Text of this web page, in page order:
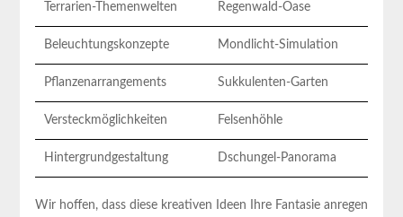
Terrarien-Themenwelten Regenwald-Oase
Beleuchtungskonzepte Mondlicht-Simulation
Pflanzenarrangements Sukkulenten-Garten
Versteckmöglichkeiten Felsenhöhle
Hintergrundgestaltung Dschungel-Panorama
Wir hoffen, dass diese kreativen Ideen ⁤Ihre​ Fantasie anregen